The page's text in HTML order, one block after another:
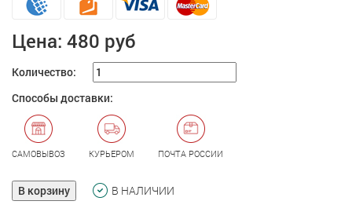
Цена: 480 руб
Количество:
Способы доставки:
САМОВЫВОЗ КУРЬЕРОМ ПОЧТА РОССИИ
В корзину В НАЛИЧИИ